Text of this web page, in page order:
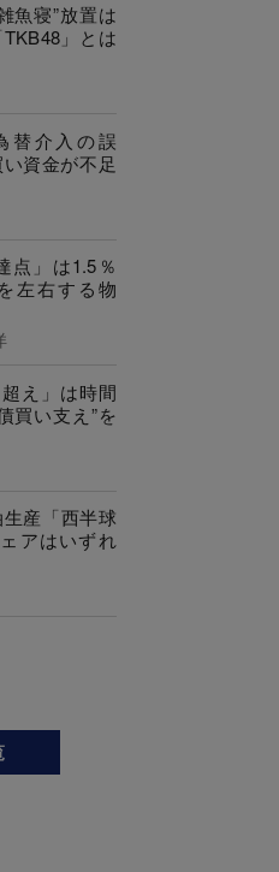
魚寝”放置は
」とは
替介入の誤
資金が不足
点」は1.5％
左右する物
え」は時間
買い支え”を
産「西半球
アはいずれ